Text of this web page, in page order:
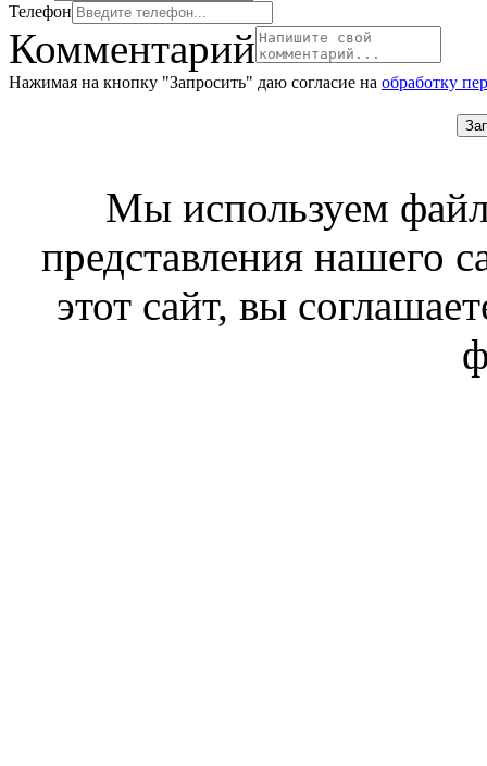
Телефон
Комментарий
Нажимая на кнопку "Запросить" даю согласие на обработку
Мы используем
представления нашего
этот сайт, вы